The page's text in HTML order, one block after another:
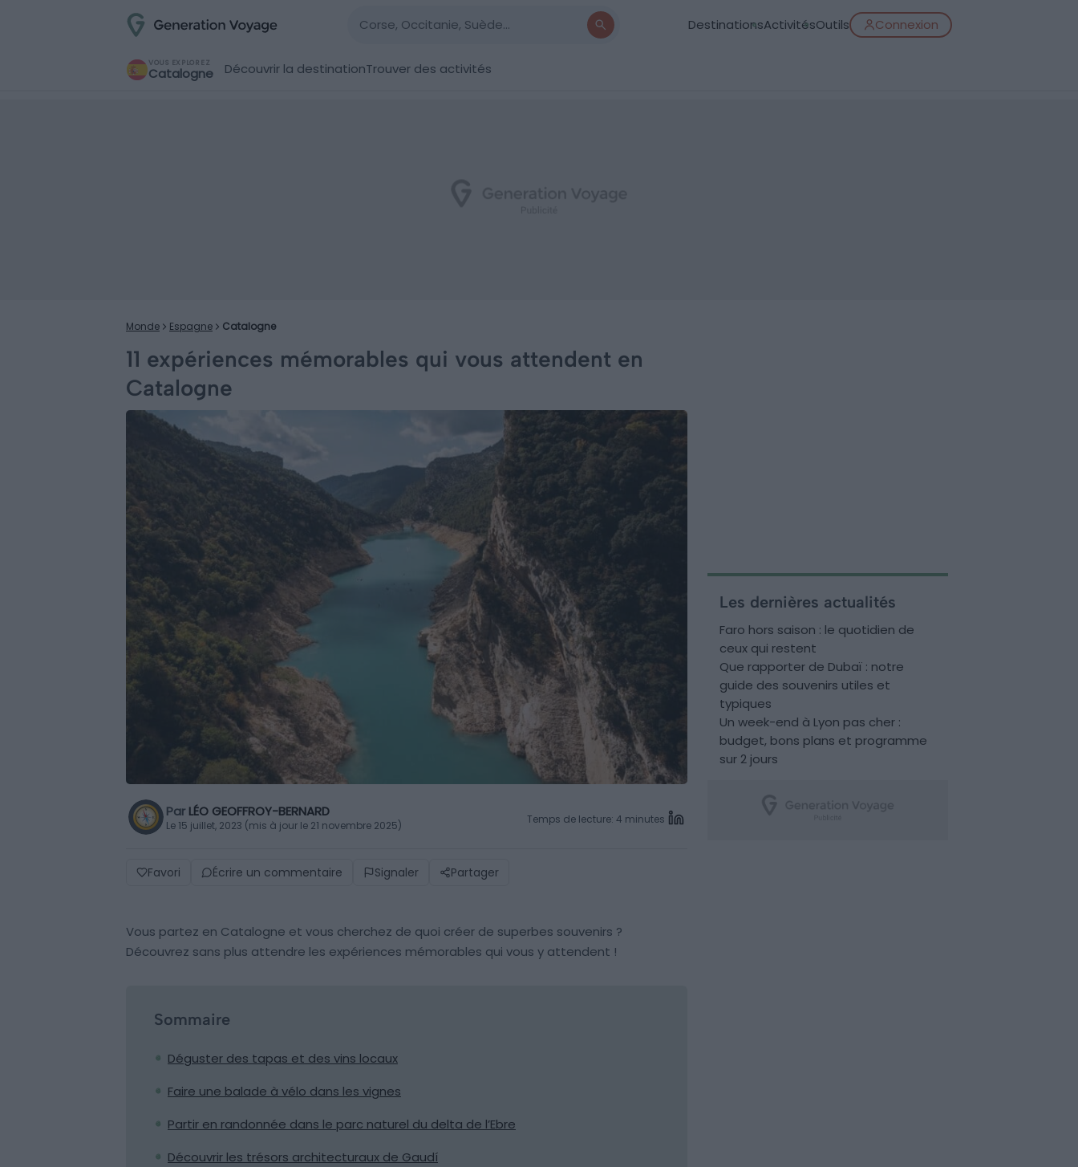
DestinationsActivitésOutils Connexion
VOUS EXPLOREZ
Catalogne Découvrir la destinationTrouver des activités
Monde Espagne Catalogne
11 expériences mémorables qui vous attendent en
Catalogne
Par LÉO GEOFFROY-BERNARD
Le 15 juillet, 2023 (mis à jour le 21 novembre 2025) Temps de lecture: 4 minutes
Favori Écrire un commentaire Signaler Partager
Vous partez en Catalogne et vous cherchez de quoi créer de superbes souvenirs ?
Découvrez sans plus attendre les expériences mémorables qui vous y attendent !
Sommaire
Déguster des tapas et des vins locaux
Faire une balade à vélo dans les vignes
Partir en randonnée dans le parc naturel du delta de l’Ebre
Découvrir les trésors architecturaux de Gaudí
Les dernières actualités
Faro hors saison : le quotidien de
ceux qui restent
Que rapporter de Dubaï : notre
guide des souvenirs utiles et
typiques
Un week-end à Lyon pas cher :
budget, bons plans et programme
sur 2 jours